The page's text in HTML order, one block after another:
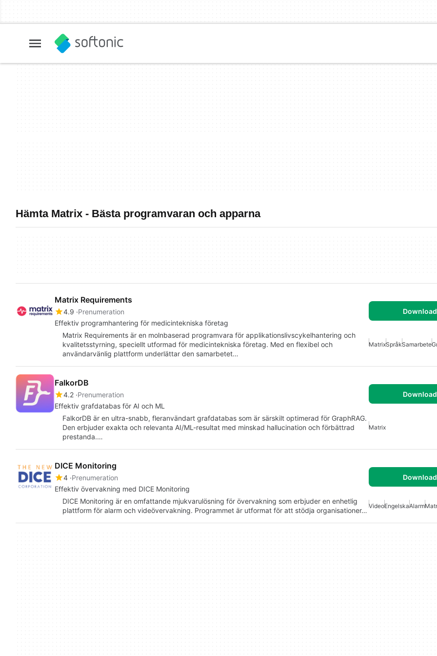
Hämta Matrix - Bästa programvaran och apparna
Matrix Requirements
4.9 Prenumeration
Effektiv programhantering för medicintekniska företag
Matrix Requirements är en molnbaserad programvara för applikationslivscykelhantering och
kvalitetsstyrning, speciellt utformad för medicintekniska företag. Med en flexibel och
användarvänlig plattform underlättar den samarbetet…
MatrixSpråkSamarbete
FalkorDB
4.2 Prenumeration
Effektiv grafdatabas för AI och ML
FalkorDB är en ultra-snabb, fleranvändart grafdatabas som är särskilt optimerad för GraphRAG.
Den erbjuder exakta och relevanta AI/ML-resultat med minskad hallucination och förbättrad
prestanda.…
Matrix
DICE Monitoring
4 Prenumeration
Effektiv övervakning med DICE Monitoring
DICE Monitoring är en omfattande mjukvarulösning för övervakning som erbjuder en enhetlig
plattform för alarm och videövervakning. Programmet är utformat för att stödja organisationer…
VideoEngelskaAlarm